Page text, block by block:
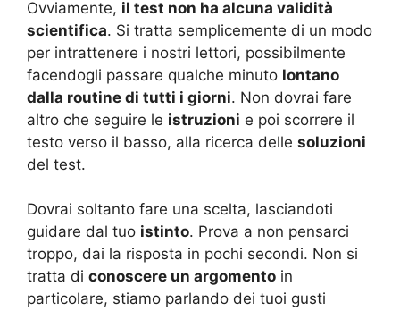
Ovviamente, il test non ha alcuna validità
scientifica. Si tratta semplicemente di un modo
per intrattenere i nostri lettori, possibilmente
facendogli passare qualche minuto lontano
dalla routine di tutti i giorni. Non dovrai fare
altro che seguire le istruzioni e poi scorrere il
testo verso il basso, alla ricerca delle soluzioni
del test.
Dovrai soltanto fare una scelta, lasciandoti
guidare dal tuo istinto. Prova a non pensarci
troppo, dai la risposta in pochi secondi. Non si
tratta di conoscere un argomento in
particolare, stiamo parlando dei tuoi gusti